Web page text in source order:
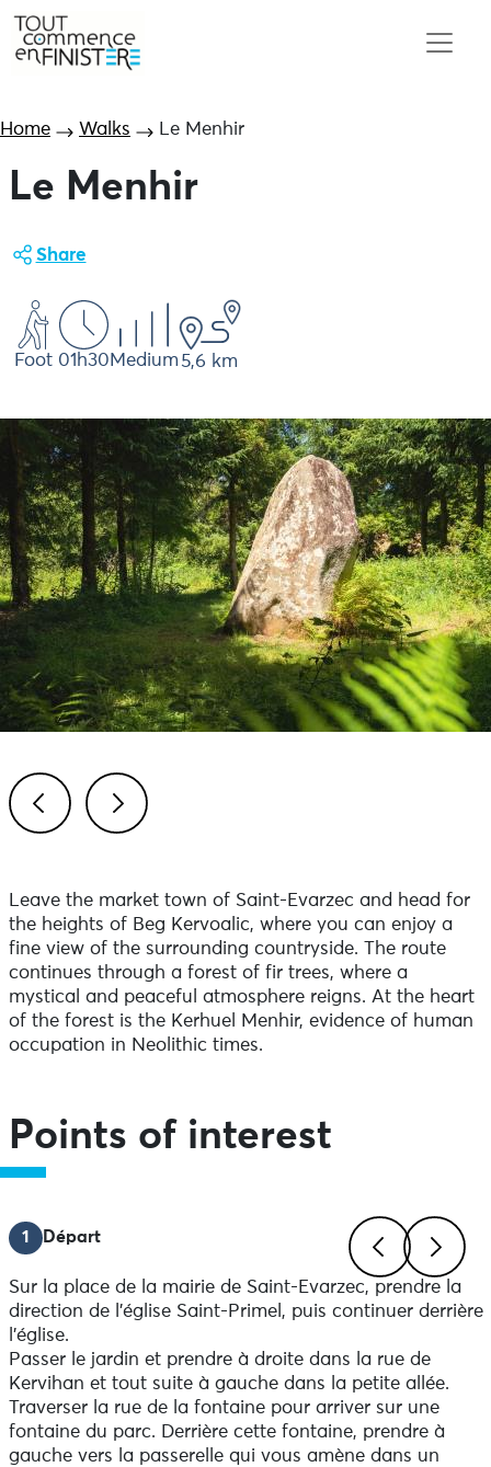
Home Walks Le Menhir
Le Menhir
Share
Foot 01h30 Medium 5,6 km
Leave the market town of Saint-Evarzec and head for
the heights of Beg Kervoalic, where you can enjoy a
fine view of the surrounding countryside. The route
continues through a forest of fir trees, where a
mystical and peaceful atmosphere reigns. At the heart
of the forest is the Kerhuel Menhir, evidence of human
occupation in Neolithic times.
Points of interest
PreviousNext
1 Départ
Sur la place de la mairie de Saint-Evarzec, prendre la
direction de l’église Saint-Primel, puis continuer derrière
l’église.
Passer le jardin et prendre à droite dans la rue de
Kervihan et tout suite à gauche dans la petite allée.
Traverser la rue de la fontaine pour arriver sur une
fontaine du parc. Derrière cette fontaine, prendre à
gauche vers la passerelle qui vous amène dans un